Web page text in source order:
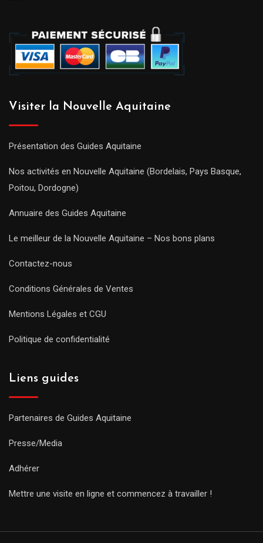
Visiter la Nouvelle Aquitaine
Présentation des Guides Aquitaine
Nos activités en Nouvelle Aquitaine (Bordelais, Pays Basque,
Poitou, Dordogne)
Annuaire des Guides Aquitaine
Le meilleur de la Nouvelle Aquitaine – Nos bons plans
Contactez-nous
Conditions Générales de Ventes
Mentions Légales et CGU
Politique de confidentialité
Liens guides
Partenaires de Guides Aquitaine
Presse/Media
Adhérer
Mettre une visite en ligne et commencez à travailler !